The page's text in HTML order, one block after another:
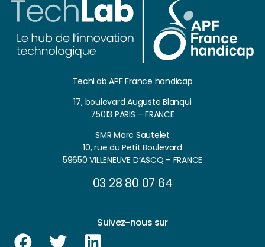
TechLab APF France handicap
17, boulevard Auguste Blanqui
75013 PARIS – FRANCE
SMR Marc Sautelet
10, rue du Petit Boulevard
59650 VILLENEUVE D’ASCQ – FRANCE
03 28 80 07 64
Suivez-nous sur